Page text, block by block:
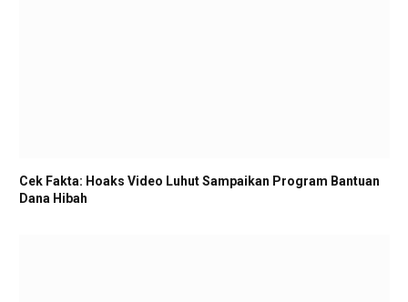
Cek Fakta: Hoaks Video Luhut Sampaikan Program Bantuan
Dana Hibah